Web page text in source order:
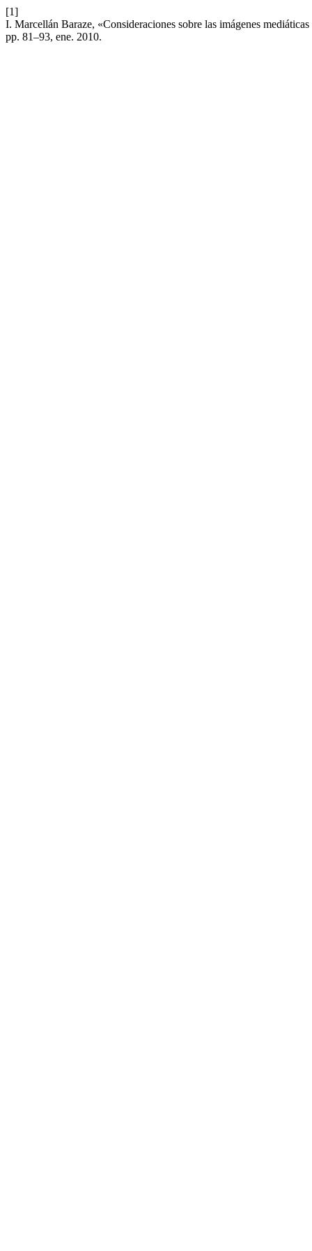
[1]
I. Marcellán Baraze, «Consideraciones sobre las imágenes
pp. 81–93, ene. 2010.